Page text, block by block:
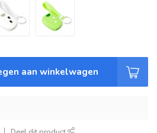
aan winkelwagen